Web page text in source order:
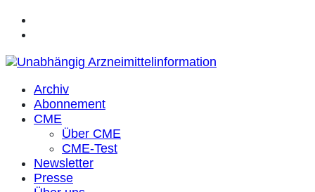
Archiv
Abonnement
CME
Über CME
CME-Test
Newsletter
Presse